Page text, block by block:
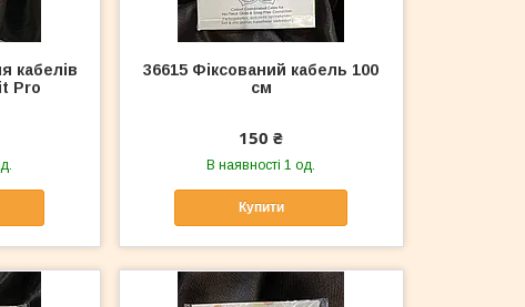
кабелів
Pro
36615 Фіксований кабель 100
см
150 ₴
В наявності 1 од.
Купити